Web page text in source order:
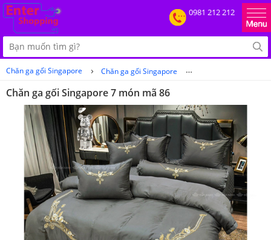
0981 212 212
Chăn ga gối Singapore › Chăn ga gối Singapore ›
Chăn ga gối Singapore 7 món mã 86